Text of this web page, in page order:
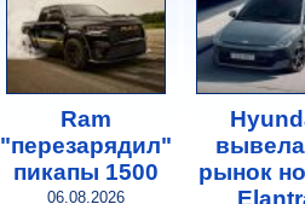
Ram
"перезарядил"
пикапы 1500
06.08.2026
рынок